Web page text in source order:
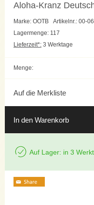
Aloha-Kranz
Marke: OOTB Artikelnr.: 00-
Lagermenge: 117
Lieferzeit*: 3 Werktage
Menge:
Auf die Merkliste
In den Warenkorb
Auf Lager: in 3